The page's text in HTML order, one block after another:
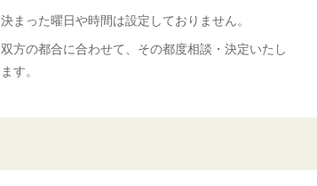
決まった曜日や時間は設定しておりません。
双方の都合に合わせて、その都度相談・決定いたし
ます。